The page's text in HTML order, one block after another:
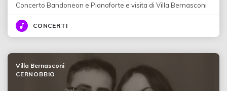
Concerto Bandoneon e Pianoforte e visita di Villa Bernasconi
CONCERTI
Villa Bernasconi
CERNOBBIO